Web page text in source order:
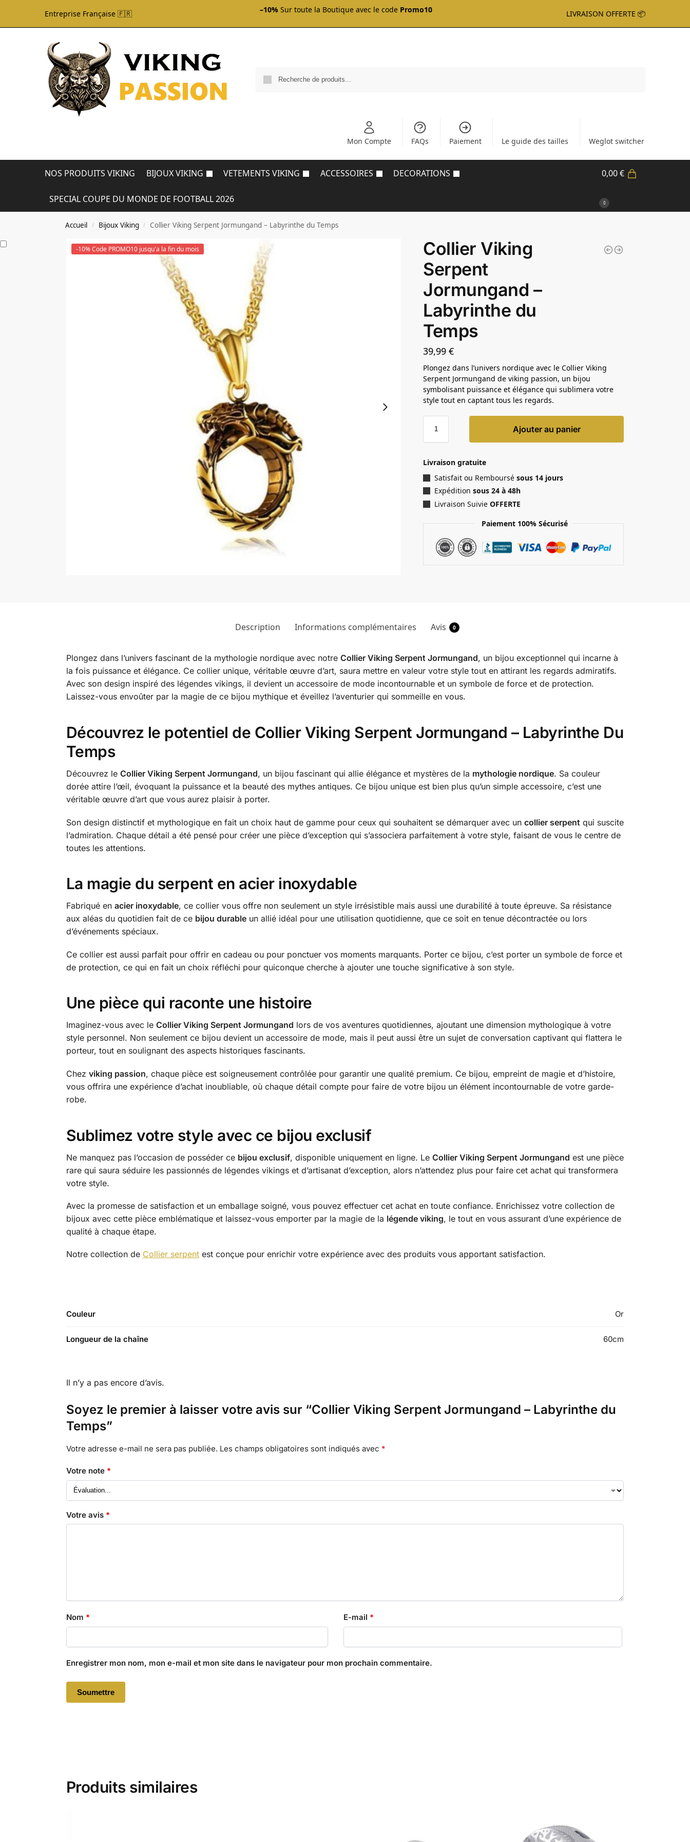
Entreprise Française 🇫🇷 –10% Sur toute la Boutique avec le code Promo10 LIVRAISON OFFERTE 📦
Mon Compte FAQs Paiement Le guide des tailles Weglot switcher
NOS PRODUITS VIKING BIJOUX VIKING VETEMENTS VIKING ACCESSOIRES DECORATIONS
SPECIAL COUPE DU MONDE DE FOOTBALL 2026
0,00€
0
Accueil / Bijoux Viking / Collier Viking Serpent Jormungand – Labyrinthe du Temps
-10% Code PROMO10 jusqu'a la fin du mois
Collier Viking
Serpent
Jormungand –
Labyrinthe du
Temps
39,99€
Plongez dans l’univers nordique avec le Collier Viking
Serpent Jormungand de viking passion, un bijou
symbolisant puissance et élégance qui sublimera votre
style tout en captant tous les regards.
Ajouter au panier
Livraison gratuite
Satisfait ou Remboursésous 14 jours
Expédition sous 24 à 48h
Livraison SuivieOFFERTE
Paiement 100% Sécurisé
Description Informations complémentaires Avis 0
Plongez dans l’univers fascinant de la mythologie nordique avec notre Collier Viking Serpent Jormungand, un bijou exceptionnel qui incarne à
la fois puissance et élégance. Ce collier unique, véritable œuvre d’art, saura mettre en valeur votre style tout en attirant les regards admiratifs.
Avec son design inspiré des légendes vikings, il devient un accessoire de mode incontournable et un symbole de force et de protection.
Laissez-vous envoûter par la magie de ce bijou mythique et éveillez l’aventurier qui sommeille en vous.
Découvrez le potentiel de Collier Viking Serpent Jormungand – Labyrinthe Du
Temps
Découvrez le Collier Viking Serpent Jormungand, un bijou fascinant qui allie élégance et mystères de la mythologie nordique. Sa couleur
dorée attire l’œil, évoquant la puissance et la beauté des mythes antiques. Ce bijou unique est bien plus qu’un simple accessoire, c’est une
véritable œuvre d’art que vous aurez plaisir à porter.
Son design distinctif et mythologique en fait un choix haut de gamme pour ceux qui souhaitent se démarquer avec un collier serpent qui suscite
l’admiration. Chaque détail a été pensé pour créer une pièce d’exception qui s’associera parfaitement à votre style, faisant de vous le centre de
toutes les attentions.
La magie du serpent en acier inoxydable
Fabriqué en acier inoxydable, ce collier vous offre non seulement un style irrésistible mais aussi une durabilité à toute épreuve. Sa résistance
aux aléas du quotidien fait de ce bijou durableun allié idéal pour une utilisation quotidienne, que ce soit en tenue décontractée ou lors
d’événements spéciaux.
Ce collier est aussi parfait pour offrir en cadeau ou pour ponctuer vos moments marquants. Porter ce bijou, c’est porter un symbole de force et
de protection, ce qui en fait un choix réfléchi pour quiconque cherche à ajouter une touche significative à son style.
Une pièce qui raconte une histoire
Imaginez-vous avec le Collier Viking Serpent Jormungand lors de vos aventures quotidiennes, ajoutant une dimension mythologique à votre
style personnel. Non seulement ce bijou devient un accessoire de mode, mais il peut aussi être un sujet de conversation captivant qui flattera le
porteur, tout en soulignant des aspects historiques fascinants.
Chez viking passion, chaque pièce est soigneusement contrôlée pour garantir une qualité premium. Ce bijou, empreint de magie et d’histoire,
vous offrira une expérience d’achat inoubliable, où chaque détail compte pour faire de votre bijou un élément incontournable de votre garde-
robe.
Sublimez votre style avec ce bijou exclusif
Ne manquez pas l’occasion de posséder ce bijou exclusif, disponible uniquement en ligne. Le Collier Viking Serpent Jormungand est une pièce
rare qui saura séduire les passionnés de légendes vikings et d’artisanat d’exception, alors n’attendez plus pour faire cet achat qui transformera
votre style.
Avec la promesse de satisfaction et un emballage soigné, vous pouvez effectuer cet achat en toute confiance. Enrichissez votre collection de
bijoux avec cette pièce emblématique et laissez-vous emporter par la magie de la légende viking, le tout en vous assurant d’une expérience de
qualité à chaque étape.
Notre collection de Collier serpentest conçue pour enrichir votre expérience avec des produits vous apportant satisfaction.
Couleur Or
Longueur de la chaîne 60cm
Il n’y a pas encore d’avis.
Soyez le premier à laisser votre avis sur “Collier Viking Serpent Jormungand – Labyrinthe du
Temps”
Votre adresse e-mail ne sera pas publiée. Les champs obligatoires sont indiqués avec *
Votre note *
Votre avis *
Nom * E-mail *
Enregistrer mon nom, mon e-mail et mon site dans le navigateur pour mon prochain commentaire.
Produits similaires